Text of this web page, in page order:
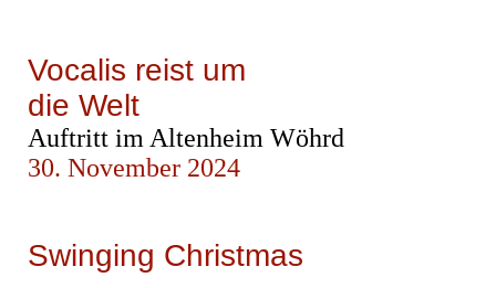
Vocalis reist um
die Welt
Auftritt im Altenheim Wöhrd
30. November 2024
Swinging Christmas